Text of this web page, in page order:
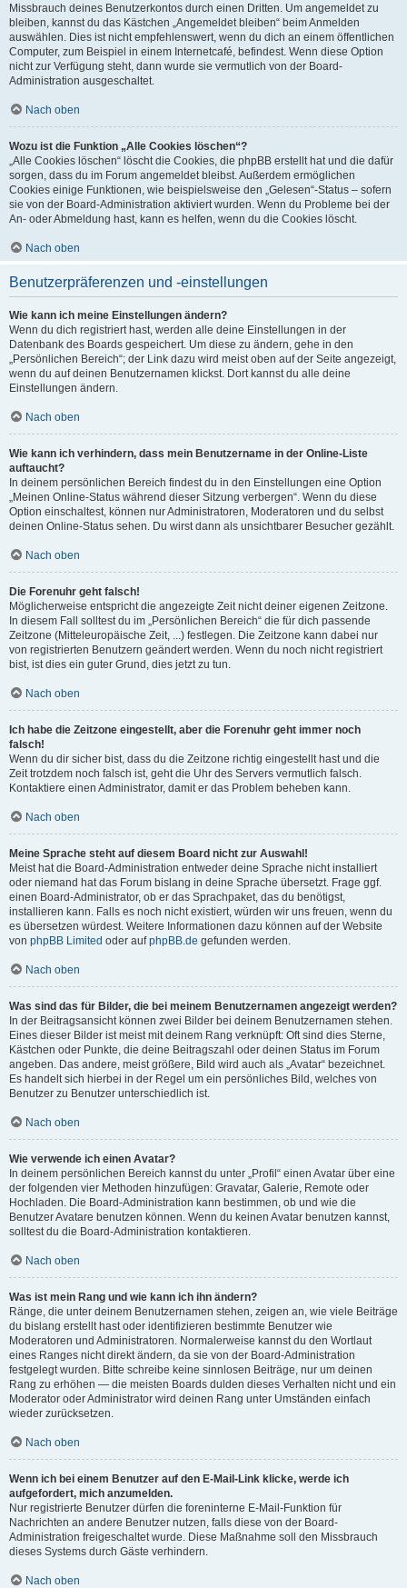
Missbrauch deines Benutzerkontos durch einen Dritten. Um angemeldet zu
bleiben, kannst du das Kästchen „Angemeldet bleiben“ beim Anmelden
auswählen. Dies ist nicht empfehlenswert, wenn du dich an einem öffentlichen
Computer, zum Beispiel in einem Internetcafé, befindest. Wenn diese Option
nicht zur Verfügung steht, dann wurde sie vermutlich von der Board-
Administration ausgeschaltet.
Nach oben
Wozu ist die Funktion „Alle Cookies löschen“?
„Alle Cookies löschen“ löscht die Cookies, die phpBB erstellt hat und die dafür
sorgen, dass du im Forum angemeldet bleibst. Außerdem ermöglichen
Cookies einige Funktionen, wie beispielsweise den „Gelesen“-Status – sofern
sie von der Board-Administration aktiviert wurden. Wenn du Probleme bei der
An- oder Abmeldung hast, kann es helfen, wenn du die Cookies löscht.
Nach oben
Benutzerpräferenzen und -einstellungen
Wie kann ich meine Einstellungen ändern?
Wenn du dich registriert hast, werden alle deine Einstellungen in der
Datenbank des Boards gespeichert. Um diese zu ändern, gehe in den
„Persönlichen Bereich“; der Link dazu wird meist oben auf der Seite angezeigt,
wenn du auf deinen Benutzernamen klickst. Dort kannst du alle deine
Einstellungen ändern.
Nach oben
Wie kann ich verhindern, dass mein Benutzername in der Online-Liste
auftaucht?
In deinem persönlichen Bereich findest du in den Einstellungen eine Option
„Meinen Online-Status während dieser Sitzung verbergen“. Wenn du diese
Option einschaltest, können nur Administratoren, Moderatoren und du selbst
deinen Online-Status sehen. Du wirst dann als unsichtbarer Besucher gezählt.
Nach oben
Die Forenuhr geht falsch!
Möglicherweise entspricht die angezeigte Zeit nicht deiner eigenen Zeitzone.
In diesem Fall solltest du im „Persönlichen Bereich“ die für dich passende
Zeitzone (Mitteleuropäische Zeit, ...) festlegen. Die Zeitzone kann dabei nur
von registrierten Benutzern geändert werden. Wenn du noch nicht registriert
bist, ist dies ein guter Grund, dies jetzt zu tun.
Nach oben
Ich habe die Zeitzone eingestellt, aber die Forenuhr geht immer noch
falsch!
Wenn du dir sicher bist, dass du die Zeitzone richtig eingestellt hast und die
Zeit trotzdem noch falsch ist, geht die Uhr des Servers vermutlich falsch.
Kontaktiere einen Administrator, damit er das Problem beheben kann.
Nach oben
Meine Sprache steht auf diesem Board nicht zur Auswahl!
Meist hat die Board-Administration entweder deine Sprache nicht installiert
oder niemand hat das Forum bislang in deine Sprache übersetzt. Frage ggf.
einen Board-Administrator, ob er das Sprachpaket, das du benötigst,
installieren kann. Falls es noch nicht existiert, würden wir uns freuen, wenn du
es übersetzen würdest. Weitere Informationen dazu können auf der Website
von phpBB Limited oder aufphpBB.de gefunden werden.
Nach oben
Was sind das für Bilder, die bei meinem Benutzernamen angezeigt werden?
In der Beitragsansicht können zwei Bilder bei deinem Benutzernamen stehen.
Eines dieser Bilder ist meist mit deinem Rang verknüpft: Oft sind dies Sterne,
Kästchen oder Punkte, die deine Beitragszahl oder deinen Status im Forum
angeben. Das andere, meist größere, Bild wird auch als „Avatar“ bezeichnet.
Es handelt sich hierbei in der Regel um ein persönliches Bild, welches von
Benutzer zu Benutzer unterschiedlich ist.
Nach oben
Wie verwende ich einen Avatar?
In deinem persönlichen Bereich kannst du unter „Profil“ einen Avatar über eine
der folgenden vier Methoden hinzufügen: Gravatar, Galerie, Remote oder
Hochladen. Die Board-Administration kann bestimmen, ob und wie die
Benutzer Avatare benutzen können. Wenn du keinen Avatar benutzen kannst,
solltest du die Board-Administration kontaktieren.
Nach oben
Was ist mein Rang und wie kann ich ihn ändern?
Ränge, die unter deinem Benutzernamen stehen, zeigen an, wie viele Beiträge
du bislang erstellt hast oder identifizieren bestimmte Benutzer wie
Moderatoren und Administratoren. Normalerweise kannst du den Wortlaut
eines Ranges nicht direkt ändern, da sie von der Board-Administration
festgelegt wurden. Bitte schreibe keine sinnlosen Beiträge, nur um deinen
Rang zu erhöhen — die meisten Boards dulden dieses Verhalten nicht und ein
Moderator oder Administrator wird deinen Rang unter Umständen einfach
wieder zurücksetzen.
Nach oben
Wenn ich bei einem Benutzer auf den E-Mail-Link klicke, werde ich
aufgefordert, mich anzumelden.
Nur registrierte Benutzer dürfen die foreninterne E-Mail-Funktion für
Nachrichten an andere Benutzer nutzen, falls diese von der Board-
Administration freigeschaltet wurde. Diese Maßnahme soll den Missbrauch
dieses Systems durch Gäste verhindern.
Nach oben